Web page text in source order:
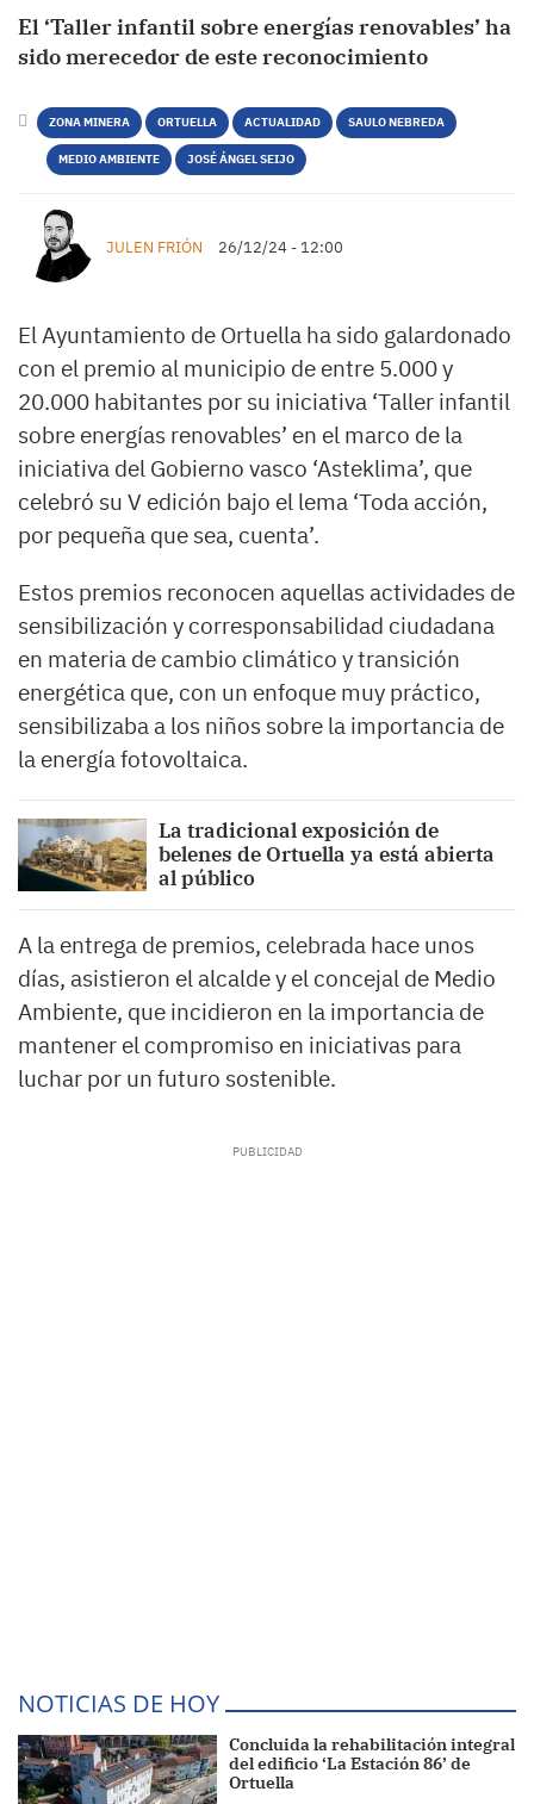
El ‘Taller infantil sobre energías renovables’ ha
sido merecedor de este reconocimiento
ZONA MINERA ORTUELLA ACTUALIDAD SAULO NEBREDA
MEDIO AMBIENTE JOSÉ ÁNGEL SEIJO
JULEN FRIÓN 26/12/24 - 12:00
El Ayuntamiento de Ortuella ha sido galardonado
con el premio al municipio de entre 5.000 y
20.000 habitantes por su iniciativa ‘Taller infantil
sobre energías renovables’ en el marco de la
iniciativa del Gobierno vasco ‘Asteklima’, que
celebró su V edición bajo el lema ‘Toda acción,
por pequeña que sea, cuenta’.
Estos premios reconocen aquellas actividades de
sensibilización y corresponsabilidad ciudadana
en materia de cambio climático y transición
energética que, con un enfoque muy práctico,
sensibilizaba a los niños sobre la importancia de
la energía fotovoltaica.
La tradicional exposición de
belenes de Ortuella ya está abierta
al público
A la entrega de premios, celebrada hace unos
días, asistieron el alcalde y el concejal de Medio
Ambiente, que incidieron en la importancia de
mantener el compromiso en iniciativas para
luchar por un futuro sostenible.
NOTICIAS DE HOY
Concluida la rehabilitación integral
del edificio ‘La Estación 86’ de
Ortuella